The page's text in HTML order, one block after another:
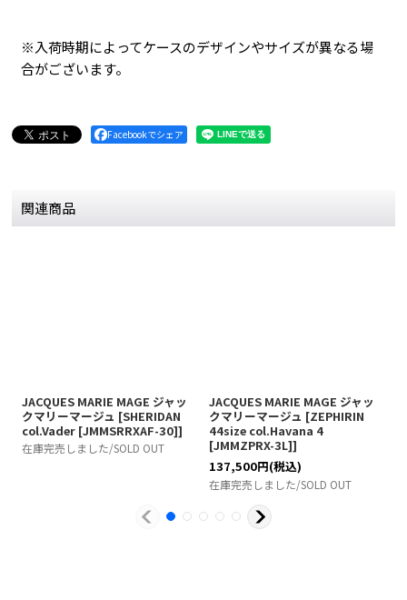
※入荷時期によってケースのデザインやサイズが異なる場
合がございます。
Facebookでシェア
関連商品
JACQUES MARIE MAGE ジャッ
クマリーマージュ [SHERIDAN
col.Vader [JMMSRRXAF-30]]
在庫完売しました/SOLD OUT
JACQUES MARIE MAGE ジャッ
クマリーマージュ [ZEPHIRIN
44size col.Havana 4
[JMMZPRX-3L]]
137,500円(税込)
在庫完売しました/SOLD OUT